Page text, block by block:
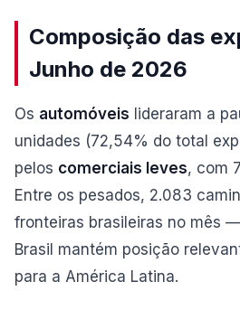
Composição das
Junho de 2026
Os automóveis lideraram a
unidades (72,54% do total
pelos comerciais leves, com
Entre os pesados, 2.083
fronteiras brasileiras no mês
Brasil mantém posição
para a América Latina.